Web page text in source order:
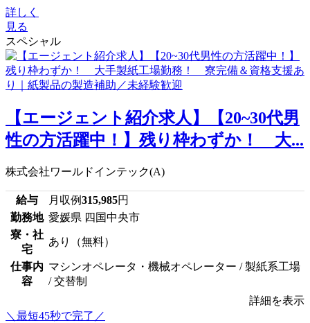
詳しく
見る
スペシャル
【エージェント紹介求人】【20~30代男
性の方活躍中！】残り枠わずか！ 大...
株式会社ワールドインテック(A)
給与 月収例315,985円
勤務地 愛媛県 四国中央市
寮・社
宅
あり（無料）
仕事内
容
マシンオペレータ・機械オペレーター / 製紙系工場
/ 交替制
詳細を表示
＼最短45秒で完了／